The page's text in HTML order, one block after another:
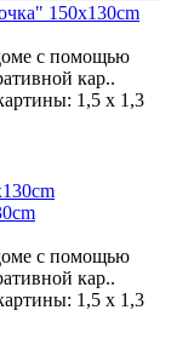
150x130cm
с помощью
кар..
1,5 x 1,3
с помощью
кар..
1,5 x 1,3